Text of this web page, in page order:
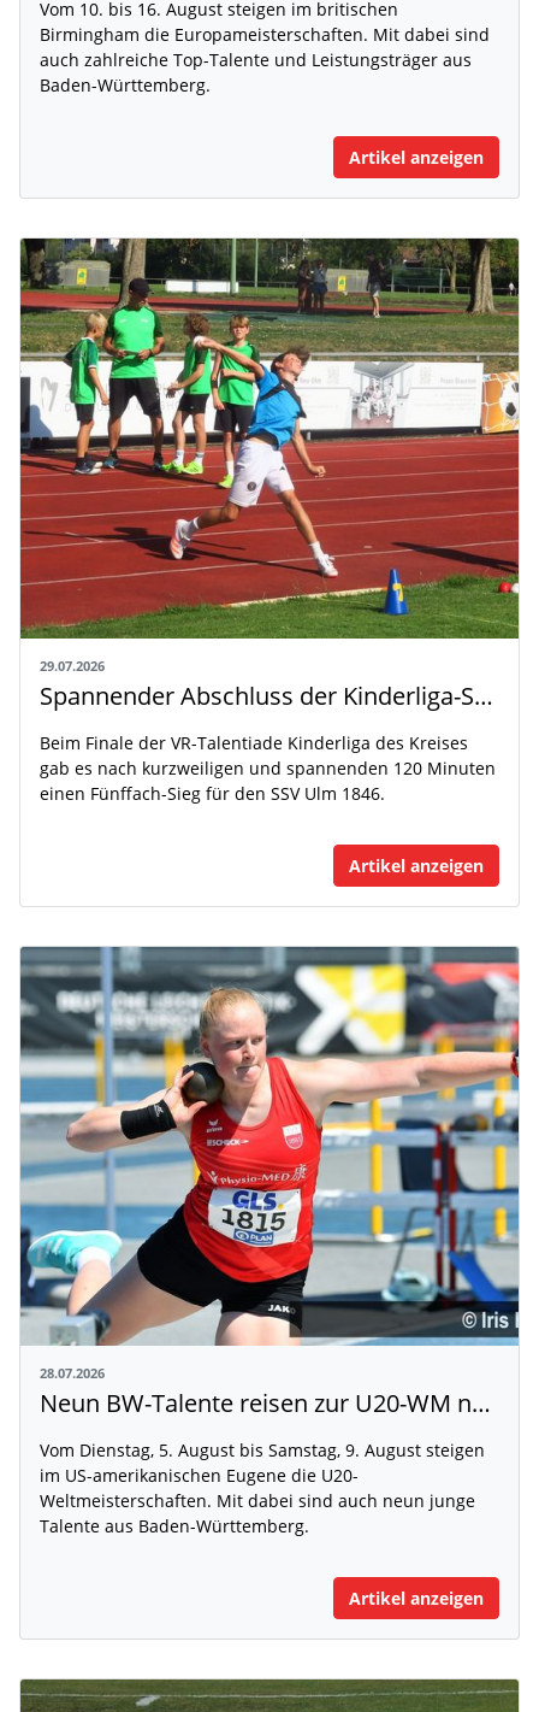
Vom 10. bis 16. August steigen im britischen
Birmingham die Europameisterschaften. Mit dabei sind
auch zahlreiche Top-Talente und Leistungsträger aus
Baden-Württemberg.
Artikel anzeigen
29.07.2026
Spannender Abschluss der Kinderliga-Saison
Beim Finale der VR-Talentiade Kinderliga des Kreises
gab es nach kurzweiligen und spannenden 120 Minuten
einen Fünffach-Sieg für den SSV Ulm 1846.
Artikel anzeigen
28.07.2026
Neun BW-Talente reisen zur U20-WM nach Eugene
Vom Dienstag, 5. August bis Samstag, 9. August steigen
im US-amerikanischen Eugene die U20-
Weltmeisterschaften. Mit dabei sind auch neun junge
Talente aus Baden-Württemberg.
Artikel anzeigen